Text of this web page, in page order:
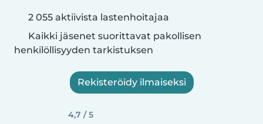
2 055 aktiivista lastenhoitajaa
Kaikki jäsenet suorittavat pakollisen
henkilöllisyyden tarkistuksen
Rekisteröidy ilmaiseksi
4,7 / 5